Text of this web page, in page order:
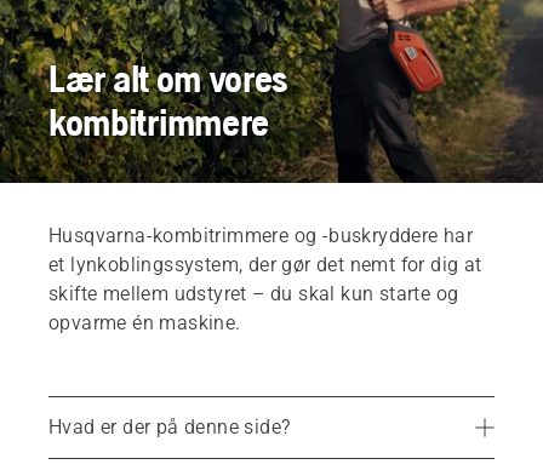
Lær alt om vores
kombitrimmere
Husqvarna-kombitrimmere og -buskryddere har
et lynkoblingssystem, der gør det nemt for dig at
skifte mellem udstyret – du skal kun starte og
opvarme én maskine.
Hvad er der på denne side?
Anbefalede produkter